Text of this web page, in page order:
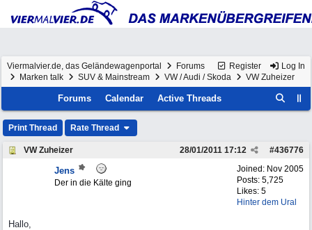
Register Log In
Viermalvier.de, das Geländewagenportal
Forums
Marken talk
SUV & Mainstream VW / Audi / Skoda VW Zuheizer
Forums Calendar Active Threads
Print Thread Rate Thread
VW Zuheizer #436776
28/01/2011 17:12
Joined: Nov 2005
Posts: 5,725
Likes: 5
Hinter dem Ural
Jens
Der in die Kälte ging
Hallo,